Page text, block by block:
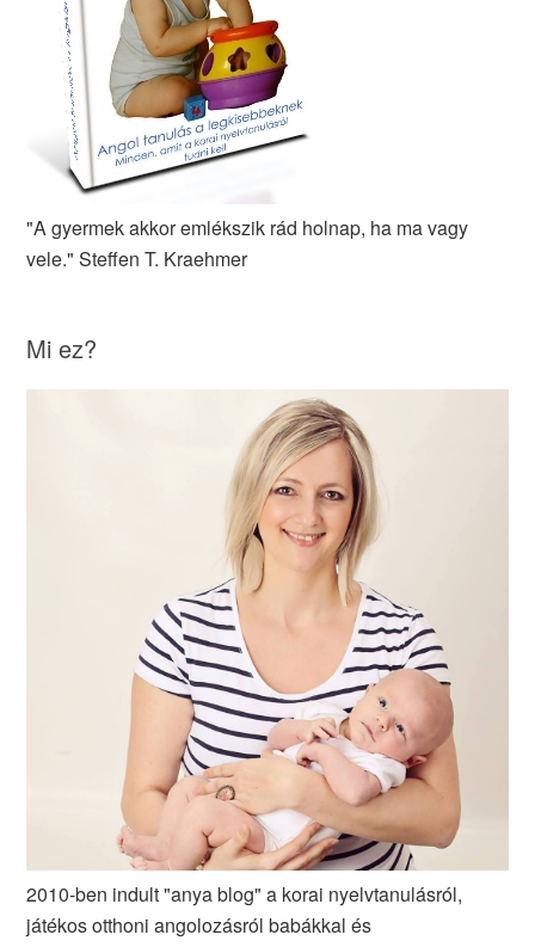
"A gyermek akkor emlékszik rád holnap, ha ma vagy
vele." Steffen T. Kraehmer
Mi ez?
2010-ben indult "anya blog" a korai nyelvtanulásról,
játékos otthoni angolozásról babákkal és